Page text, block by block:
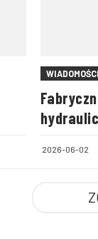
WIADOMOŚCI
2026-06-02